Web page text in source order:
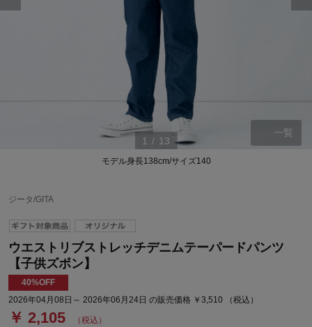
モデル身長138cm/サイズ140
1 / 13
一覧
ジータ/GITA
ウエストリブストレッチデニムテーパードパンツ
【子供ズボン】
40%OFF
2026年04月08日～ 2026年06月24日 の販売価格 ￥3,510 （税込）
￥ 2,105 （税込）